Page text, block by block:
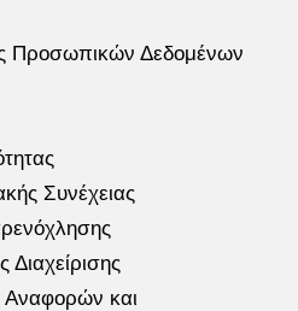
Προσωπικών Δεδομένων
Συνέχειας
Διαχείρισης
Αναφορών και